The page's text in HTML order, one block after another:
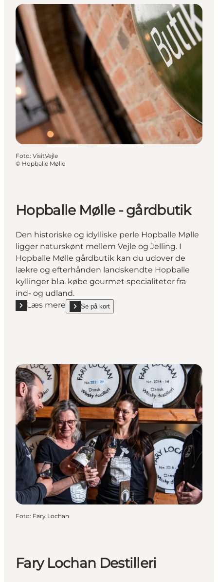
Foto: VisitVejle
© Hopballe Mølle
Hopballe Mølle - gårdbutik
Den historiske og idylliske perle Hopballe Mølle
ligger naturskønt mellem Vejle og Jelling. I
Hopballe Mølle gårdbutik kan du udover de
lækre og efterhånden landskendte Hopballe
kyllinger bl.a. købe gourmet specialiteter fra
ind- og udland.
Læs mere
Læs mere "Hopballe Mølle - gårdbutik"
Se på kort
show Hopballe Mølle - gårdbutik on_map
Foto: Fary Lochan
Fary Lochan Destilleri